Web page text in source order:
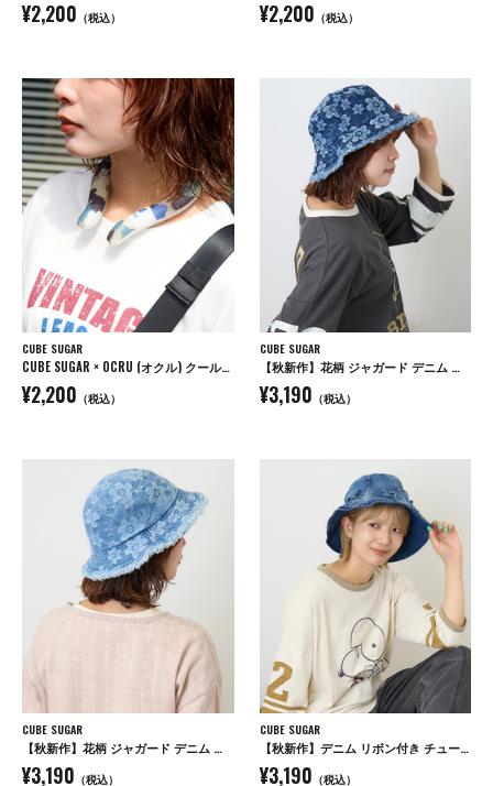
¥2,200 （税込） ¥2,200 （税込）
CUBE SUGAR
CUBE SUGAR × OCRU (オクル) クールリング
¥2,200 （税込）
CUBE SUGAR
【秋新作】花柄 ジャガード デニム ハット
¥3,190 （税込）
CUBE SUGAR
【秋新作】花柄 ジャガード デニム ハット
¥3,190 （税込）
CUBE SUGAR
【秋新作】デニム リボン付き チューリップハット
¥3,190 （税込）